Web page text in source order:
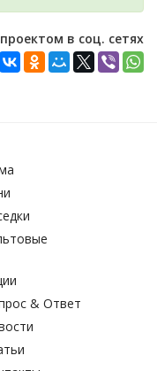
в соц. сетях
& Ответ